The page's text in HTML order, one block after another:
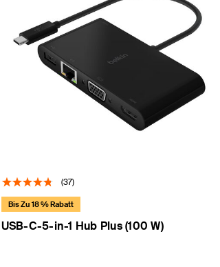
(37)
Bis Zu 18 % Rabatt
USB-C-5-in-1 Hub Plus (100 W)